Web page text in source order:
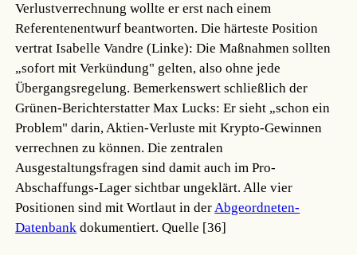
Verlustverrechnung wollte er erst nach einem
Referentenentwurf beantworten. Die härteste Position
vertrat Isabelle Vandre (Linke): Die Maßnahmen sollten
„sofort mit Verkündung" gelten, also ohne jede
Übergangsregelung. Bemerkenswert schließlich der
Grünen-Berichterstatter Max Lucks: Er sieht „schon ein
Problem" darin, Aktien-Verluste mit Krypto-Gewinnen
verrechnen zu können. Die zentralen
Ausgestaltungsfragen sind damit auch im Pro-
Abschaffungs-Lager sichtbar ungeklärt. Alle vier
Positionen sind mit Wortlaut in derAbgeordneten-
Datenbank dokumentiert.Quelle [36]